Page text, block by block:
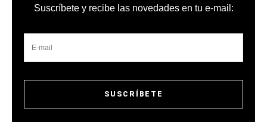
Suscríbete y recibe las novedades en tu e-mail: